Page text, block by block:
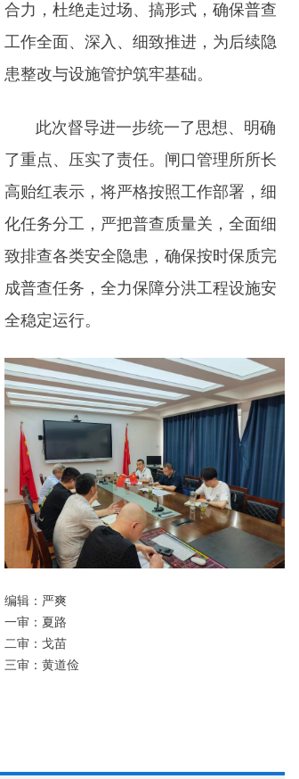
合力，杜绝走过场、搞形式，确保普查
工作全面、深入、细致推进，为后续隐
患整改与设施管护筑牢基础。
此次督导进一步统一了思想、明确
了重点、压实了责任。闸口管理所所长
高贻红表示，将严格按照工作部署，细
化任务分工，严把普查质量关，全面细
致排查各类安全隐患，确保按时保质完
成普查任务，全力保障分洪工程设施安
全稳定运行。
编辑：严爽
一审：夏路
二审：戈苗
三审：黄道俭